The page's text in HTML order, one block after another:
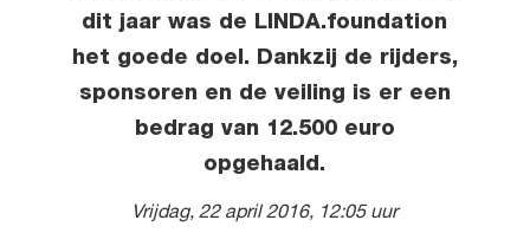
dit jaar was de LINDA.foundation
het goede doel. Dankzij de rijders,
sponsoren en de veiling is er een
bedrag van 12.500 euro
opgehaald.
Vrijdag, 22 april 2016, 12:05 uur